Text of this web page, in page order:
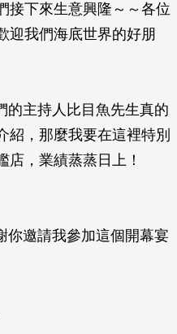
接下來生意興隆～～各位
迎我們海底世界的好朋
的主持人比目魚先生真的
紹，那麼我要在這裡特別
店，業績蒸蒸日上！
你邀請我參加這個開幕宴